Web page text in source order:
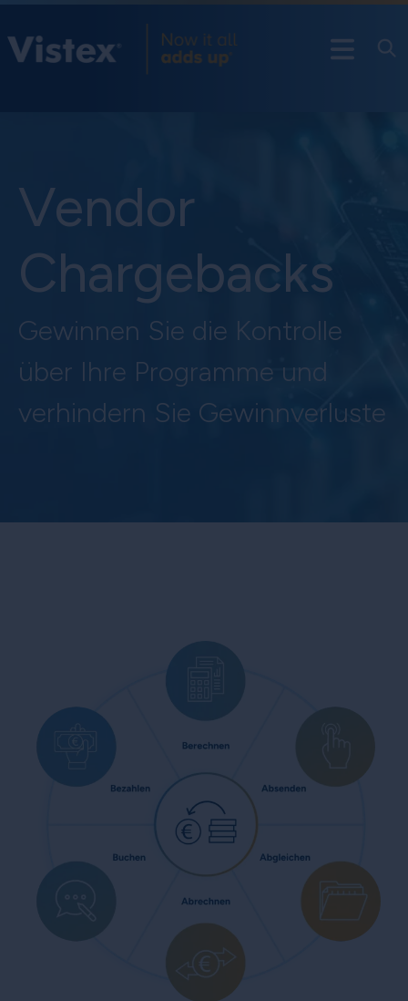
Vendor
Chargebacks
Gewinnen Sie die Kontrolle
über Ihre Programme und
verhindern Sie Gewinnverluste